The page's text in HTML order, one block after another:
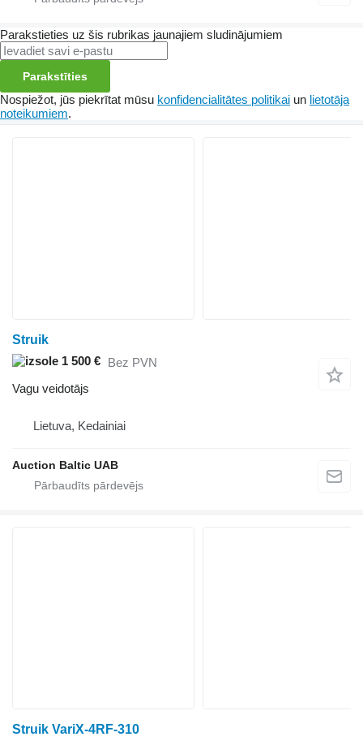
Parakstieties uz šis rubrikas jaunajiem sludinājumiem
Parakstīties
Nospiežot, jūs piekrītat mūsu konfidencialitātes politikai un lietotāja
noteikumiem.
Struik
1 500 € Bez PVN
Vagu veidotājs
Lietuva, Kedainiai
Auction Baltic UAB
Struik VariX-4RF-310